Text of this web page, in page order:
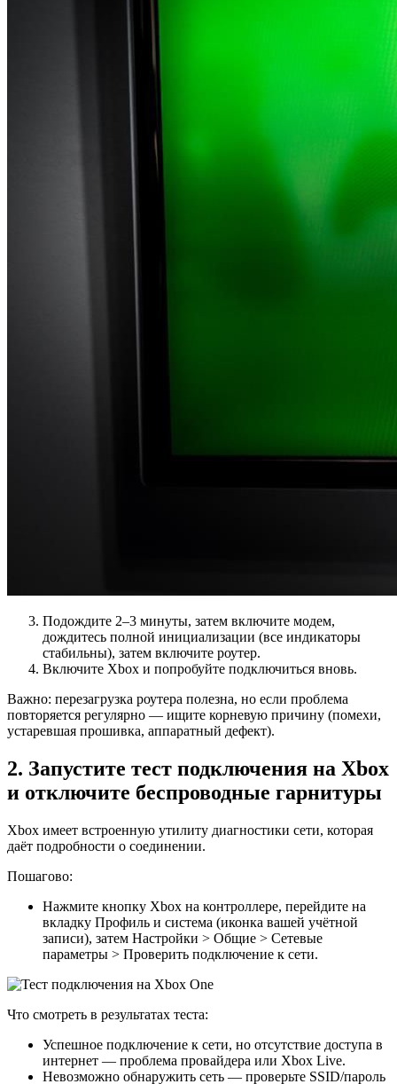
Подождите 2–3 минуты, затем включите модем,
дождитесь полной инициализации (все индикаторы
стабильны), затем включите роутер.
Включите Xbox и попробуйте подключиться вновь.
Важно: перезагрузка роутера полезна, но если проблема
повторяется регулярно — ищите корневую причину (помехи,
устаревшая прошивка, аппаратный дефект).
2. Запустите тест подключения на Xbox
и отключите беспроводные гарнитуры
Xbox имеет встроенную утилиту диагностики сети, которая
даёт подробности о соединении.
Пошагово:
Нажмите кнопку Xbox на контроллере, перейдите на
вкладку Профиль и система (иконка вашей учётной
записи), затем Настройки > Общие > Сетевые
параметры > Проверить подключение к сети.
Что смотреть в результатах теста:
Успешное подключение к сети, но отсутствие доступа в
интернет — проблема провайдера или Xbox Live.
Невозможно обнаружить сеть — проверьте SSID/пароль